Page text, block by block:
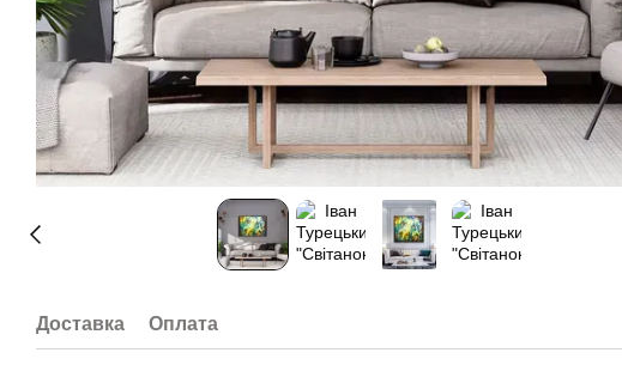
Доставка Оплата